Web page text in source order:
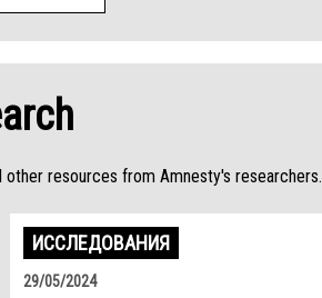
resources from Amnesty's researchers.
ИССЛЕДОВАНИЯ
29/05/2024